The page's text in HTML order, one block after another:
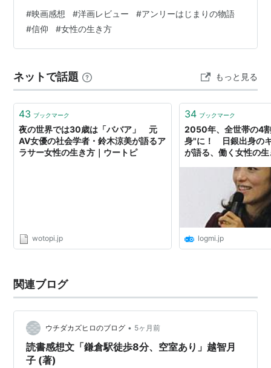
こともあります。アン・リーの歩みには、信仰によって
支えられる強さと、同時に孤立していくような痛みが見
えます。その両方があるからこそ、彼女の姿は単純な聖
つことの意味 18世紀という時代の中で、女性が人々を導
く存在になることには大きな重みがあります…
#映画感想 #洋画レビュー #アンリーはじまりの物語
#信仰 #女性の生き方
ネットで話題 もっと見る
43 ブックマーク
夜の世界では30歳は「ババア」 元
AV女優の社会学者・鈴木涼美が語るア
ラサー女性の生き方｜ウートピ
wotopi.jp
34 ブックマーク
2050年、全世帯の4
身"に！ 日銀出身の
が語る、働く女性の
logmi.jp
関連ブログ
ウチダカズヒロのブログ • 5ヶ月前
読書感想文「鎌倉駅徒歩8分、空室あり」越智月
子 (著)